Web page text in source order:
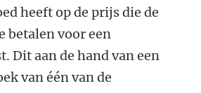
heeft op de prijs die de
betalen voor een
Dit aan de hand van een
van één van de